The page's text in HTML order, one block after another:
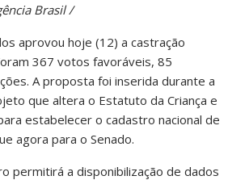
Brasil /
aprovou hoje (12) a castração
367 votos favoráveis, 85
A proposta foi inserida durante a
que altera o Estatuto da Criança e
estabelecer o cadastro nacional de
agora para o Senado.
permitirá a disponibilização de dados